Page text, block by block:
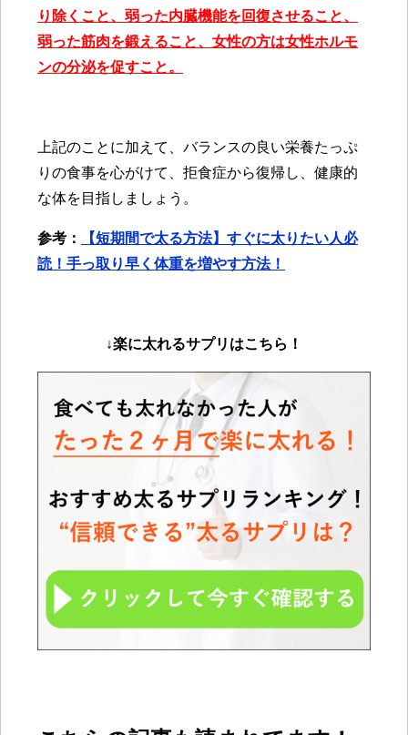
り除くこと、弱った内臓機能を回復させること、
弱った筋肉を鍛えること、女性の方は女性ホルモ
ンの分泌を促すこと。
上記のことに加えて、バランスの良い栄養たっぷ
りの食事を心がけて、拒食症から復帰し、健康的
な体を目指しましょう。
参考：
【短期間で太る方法】すぐに太りたい人必
読！手っ取り早く体重を増やす方法！
↓楽に太れるサプリはこちら！